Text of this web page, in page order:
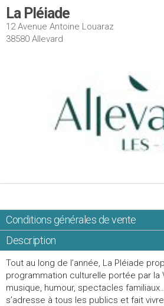
La Pléiade
12 Avenue Antoine Louaraz
38580 Allevard
Conditions générales de vente
Description
Tout au long de l’année, La Pléiade
programmation culturelle portée par la
musique, humour, spectacles
s’adresse à tous les publics et fait